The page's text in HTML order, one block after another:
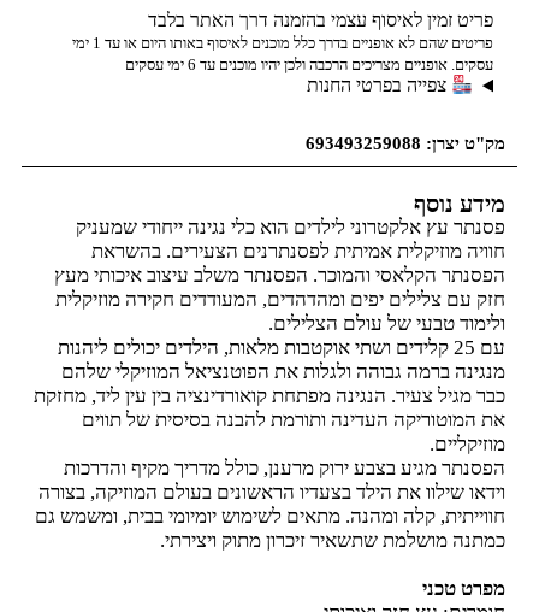
פריט זמין לאיסוף עצמי בהזמנה דרך האתר בלבד
פריטים שהם לא אופניים בדרך כלל מוכנים לאיסוף באותו היום או עד 1 ימי
עסקים. אופניים מצריכים הרכבה ולכן יהיו מוכנים עד 6 ימי עסקים
צפייה בפרטי החנות
מק"ט יצרן: 693493259088
מידע נוסף
פסנתר עץ אלקטרוני לילדים הוא כלי נגינה ייחודי שמעניק
חוויה מוזיקלית אמיתית לפסנתרנים הצעירים. בהשראת
הפסנתר הקלאסי והמוכר. הפסנתר משלב עיצוב איכותי מעץ
חזק עם צלילים יפים ומהדהדים, המעודדים חקירה מוזיקלית
ולימוד טבעי של עולם הצלילים.
עם 25 קלידים ושתי אוקטבות מלאות, הילדים יכולים ליהנות
מנגינה ברמה גבוהה ולגלות את הפוטנציאל המוזיקלי שלהם
כבר מגיל צעיר. הנגינה מפתחת קואורדינציה בין עין ליד, מחזקת
את המוטוריקה העדינה ותורמת להבנה בסיסית של תווים
מוזיקליים.
הפסנתר מגיע בצבע ירוק מרענן, כולל מדריך מקיף והדרכות
וידאו שילוו את הילד בצעדיו הראשונים בעולם המוזיקה, בצורה
חווייתית, קלה ומהנה. מתאים לשימוש יומיומי בבית, ומשמש גם
כמתנה מושלמת שתשאיר זיכרון מתוק ויצירתי.
מפרט טכני